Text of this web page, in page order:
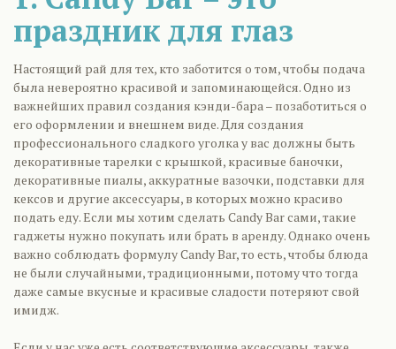
праздник для глаз
Настоящий рай для тех, кто заботится о том, чтобы подача
была невероятно красивой и запоминающейся. Одно из
важнейших правил создания кэнди-бара – позаботиться о
его оформлении и внешнем виде. Для создания
профессионального сладкого уголка у вас должны быть
декоративные тарелки с крышкой, красивые баночки,
декоративные пиалы, аккуратные вазочки, подставки для
кексов и другие аксессуары, в которых можно красиво
подать еду. Если мы хотим сделать Candy Bar сами, такие
гаджеты нужно покупать или брать в аренду. Однако очень
важно соблюдать формулу Candy Bar, то есть, чтобы блюда
не были случайными, традиционными, потому что тогда
даже самые вкусные и красивые сладости потеряют свой
имидж.